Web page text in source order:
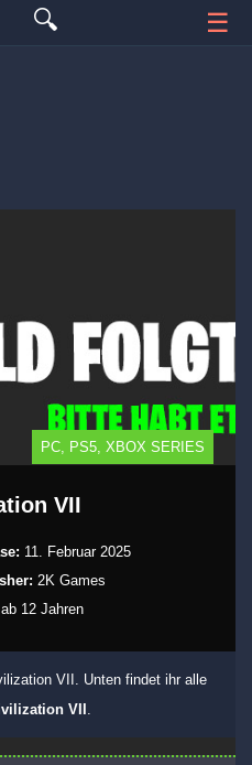
🔍 ☰
PC, PS5, XBOX SERIES
VII
11. Februar 2025
2K Games
ab 12 Jahren
VII. Unten findet ihr alle
VII .